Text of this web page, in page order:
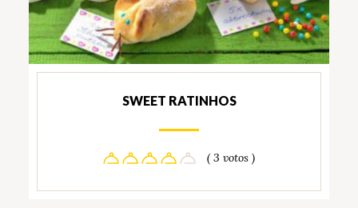
SWEET RATINHOS
( 3 votos )